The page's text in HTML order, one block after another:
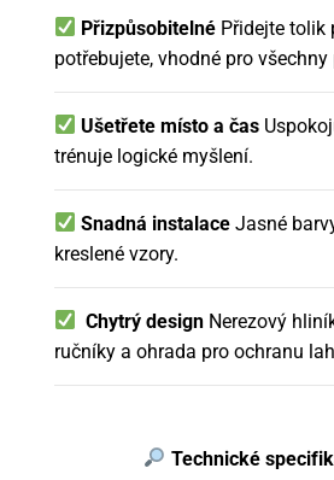
Přizpůsobitelné Přidejte tolik
potřebujete, vhodné pro všechny
Ušetřete místo a čas
trénuje logické myšlení.
Snadná instalaceJasné
kreslené vzory.
Chytrý design Nerezový
ručníky a ohrada pro ochranu
Technické